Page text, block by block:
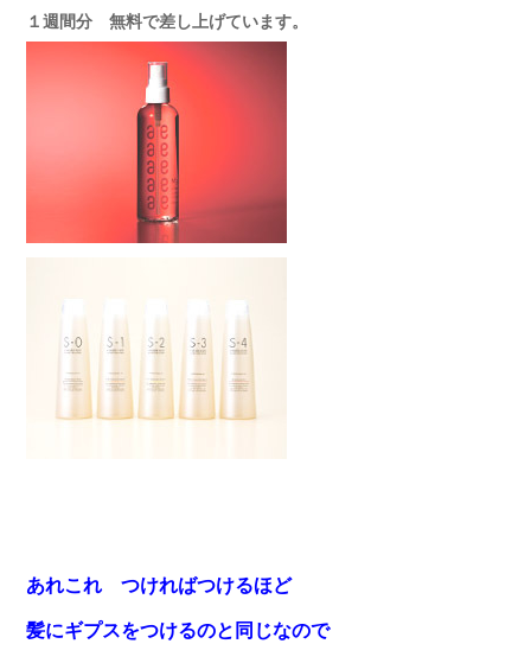
１週間分 無料で差し上げています。
あれこれ つければつけるほど
髪にギプスをつけるのと同じなので